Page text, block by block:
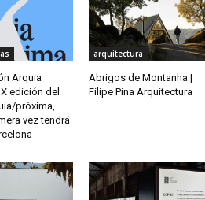
Arquia
edición del
próxima,
vez tendrá
arquitectura
Abrigos de Montanha |
Filipe Pina Arquitectura